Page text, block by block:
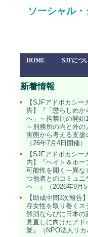
ソーシャル
HOME SJFにつ
新着情報
【SJFアドボカシー
告】『「懲らしめか
へ」～拘禁刑の開始
～刑務所の内と外の
実態から考える支援
（26年7月4日開催）
【SJFアドボカシー
内】『ヘイト＆ホー
可能性を開く―異な
つ他者とのコミュニ
へ―』（2026年9月5
【助成中間3次報告
存女性を取り巻くス
解消ならびに日本の
見直しに向けたアド
業』（NPO法人リカ